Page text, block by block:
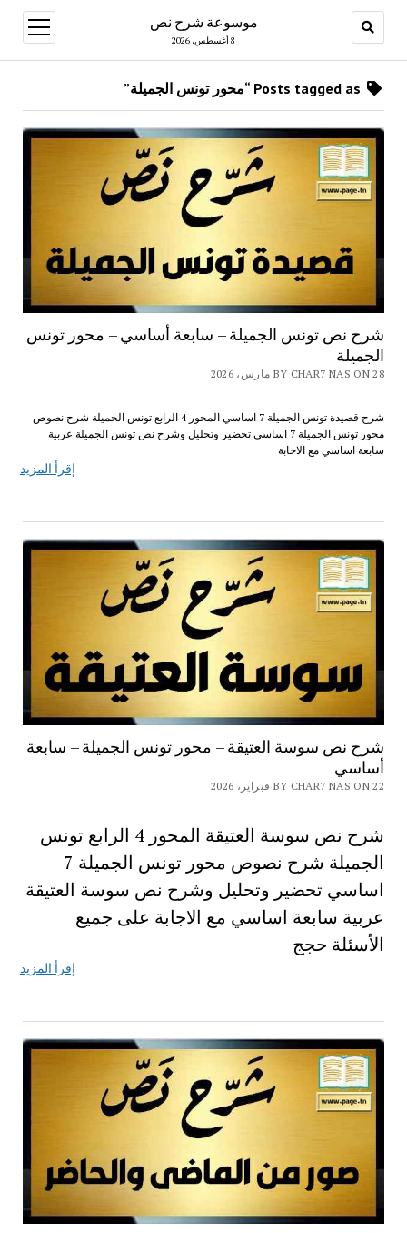
موسوعة شرح نص
8 أغسطس، 2026
open
menu
شرح نص تونس الجميلة – سابعة أساسي – محور تونس
الجميلة
BY CHAR7 NAS ON 28 مارس، 2026
شرح قصيدة تونس الجميلة 7 اساسي المحور 4 الرابع تونس الجميلة شرح نصوص
محور تونس الجميلة 7 اساسي تحضير وتحليل وشرح نص تونس الجميلة عربية
سابعة اساسي مع الاجابة
إقرأ المزيد
شرح نص سوسة العتيقة – محور تونس الجميلة – سابعة
أساسي
BY CHAR7 NAS ON 22 فبراير، 2026
شرح نص سوسة العتيقة المحور 4 الرابع تونس
الجميلة شرح نصوص محور تونس الجميلة 7
اساسي تحضير وتحليل وشرح نص سوسة العتيقة
عربية سابعة اساسي مع الاجابة على جميع
الأسئلة حجج
إقرأ المزيد